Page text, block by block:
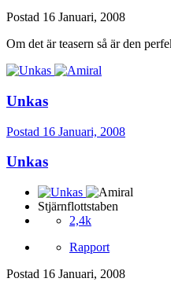
Postad 16 Januari, 2008
Om det är teasern så är den
Unkas
Postad 16 Januari, 2008
Unkas
Stjärnflottstaben
2,4k
Rapport
Postad 16 Januari, 2008